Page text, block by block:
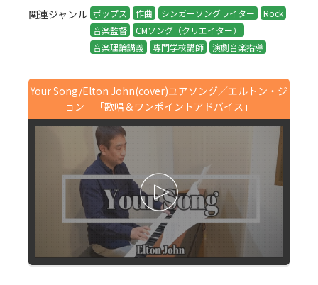
関連ジャンル ポップス 作曲 シンガーソングライター
Rock
音楽監督
CMソング（クリエイター）
音楽理論講義
専門学校講師 演劇音楽指導
Your Song/Elton John(cover)ユアソング／エルトン・ジ
ョン 「歌唱＆ワンポイントアドバイス」